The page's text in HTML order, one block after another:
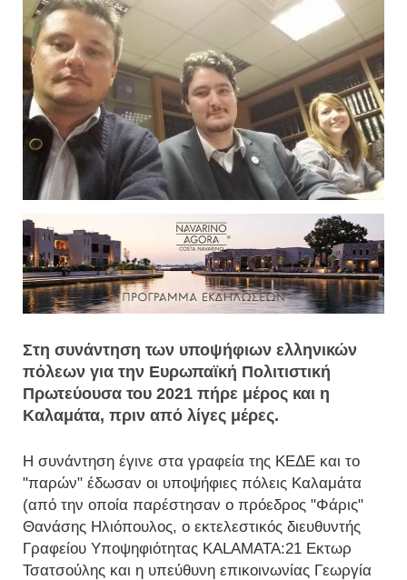
Στη συνάντηση των υποψήφιων ελληνικών
πόλεων για την Ευρωπαϊκή Πολιτιστική
Πρωτεύουσα του 2021 πήρε μέρος και η
Καλαμάτα, πριν από λίγες μέρες.
Η συνάντηση έγινε στα γραφεία της ΚΕΔΕ και το
"παρών" έδωσαν οι υποψήφιες πόλεις Καλαμάτα
(από την οποία παρέστησαν ο πρόεδρος "Φάρις"
Θανάσης Ηλιόπουλος, ο εκτελεστικός διευθυντής
Γραφείου Υποψηφιότητας KALAMATA:21 Εκτωρ
Τσατσούλης και η υπεύθυνη επικοινωνίας Γεωργία